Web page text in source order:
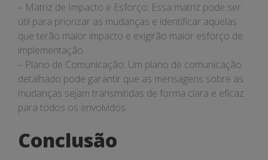
– Matriz de Impacto e Esforço: Essa matriz pode ser
útil para priorizar as mudanças e identificar aquelas
que terão maior impacto e exigirão maior esforço de
implementação.
– Plano de Comunicação: Um plano de comunicação
detalhado pode garantir que as mensagens sobre as
mudanças sejam transmitidas de forma clara e eficaz
para todos os envolvidos.
Conclusão